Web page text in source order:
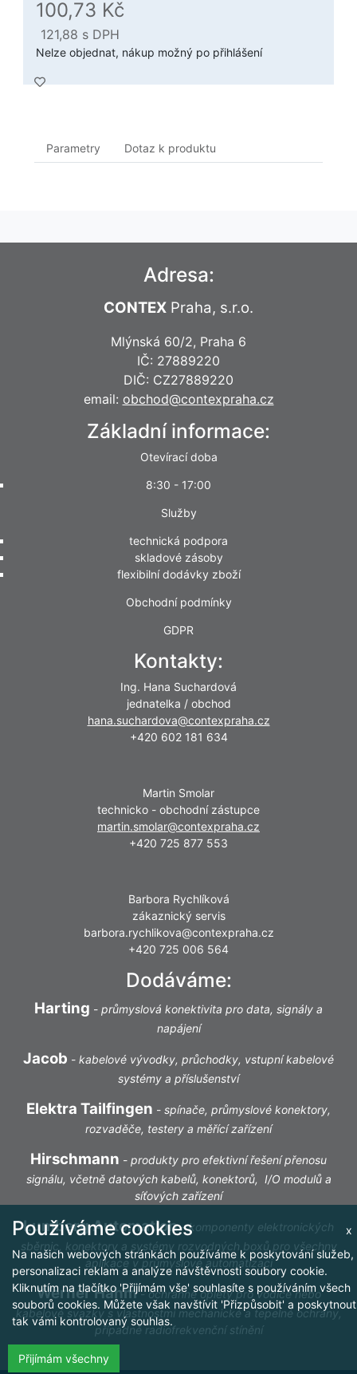
100,73 Kč
121,88 s DPH
Nelze objednat, nákup možný po přihlášení
Parametry Dotaz k produktu
Adresa:
CONTEX Praha, s.r.o.
Mlýnská 60/2, Praha 6
IČ: 27889220
DIČ: CZ27889220
email: obchod@contexpraha.cz
Základní informace:
Otevírací doba
8:30 - 17:00
Služby
technická podpora
skladové zásoby
flexibilní dodávky zboží
Obchodní podmínky
GDPR
Kontakty:
Ing. Hana Suchardová
jednatelka / obchod
hana.suchardova@contexpraha.cz
+420 602 181 634
Martin Smolar
technicko - obchodní zástupce
martin.smolar@contexpraha.cz
+420 725 877 553
Barbora Rychlíková
zákaznický servis
barbora.rychlikova@contexpraha.cz
+420 725 006 564
Dodáváme:
Harting - průmyslová konektivita pro data, signály a
napájení
Jacob - kabelové vývodky, průchodky, vstupní kabelové
systémy a příslušenství
Elektra Tailfingen - spínače, průmyslové konektory,
rozvaděče, testery a měřící zařízení
Hirschmann - produkty pro efektivní řešení přenosu
signálu, včetně datových kabelů, konektorů, I/O modulů a
síťových zařízení
Lumberg Automation-komponenty elektronických
sběrnic, konektory a systémy rozvodných boxů pro všechny
aplikace v průmyslové automatizaci
Werner Hahm-ochranné oplety pro vodiče nebo
kabelové svazky s vlastnostmi mechanické a tepelné ochrany,
případně radiofrekvenční stínění
x
Používáme cookies
Na našich webových stránkách používáme k poskytování služeb,
personalizaci reklam a analýze návštěvnosti soubory cookie.
Kliknutím na tlačítko 'Přijímám vše' souhlasíte s používáním všech
souborů cookies. Můžete však navštívit 'Přizpůsobit' a poskytnout
tak vámi kontrolovaný souhlas.
Přijímám všechny